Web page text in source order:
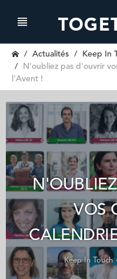
Actualités
Keep In
N'oubliez pas d'ouvrir
l'Avent !
VOS
Keep In Touch